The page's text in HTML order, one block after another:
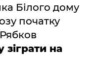
Білого дому
початку
Рябков
зіграти на